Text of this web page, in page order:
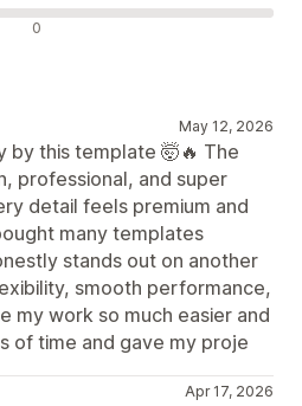
0
May 12, 2026
by this template 🤯🔥 The
professional, and super
detail feels premium and
many templates
stands out on another
smooth performance,
my work so much easier and
of time and gave my proje
Apr 17, 2026